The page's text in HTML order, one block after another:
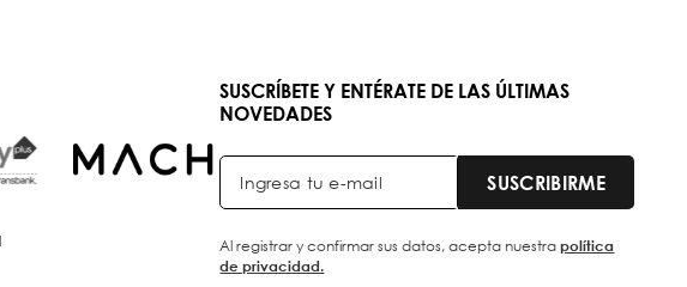
SUSCRÍBETE Y ENTÉRATE DE LAS ÚLTIMAS
NOVEDADES
SUSCRIBIRME
Al registrar y confirmar sus datos, acepta nuestrapolítica
de privacidad.